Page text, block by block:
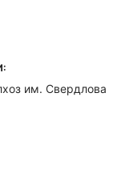
им. Свердлова